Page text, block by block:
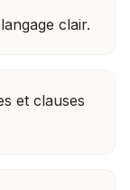
clair.
et clauses